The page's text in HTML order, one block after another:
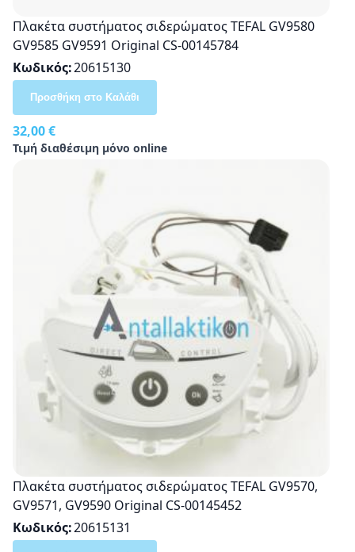
Πλακέτα συστήματος σιδερώματος TEFAL GV9580
GV9585 GV9591 Original CS-00145784
Κωδικός 20615130
32,00 €
Τιμή διαθέσιμη μόνο online
Προσθήκη στο Καλάθι
Πλακέτα συστήματος σιδερώματος TEFAL GV9570,
GV9571, GV9590 Original CS-00145452
Κωδικός 20615131